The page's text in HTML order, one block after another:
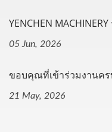
YENCHEN
05 Jun, 2026
ขอบคุณที่เข้าร่วมงานคร
21 May, 2026